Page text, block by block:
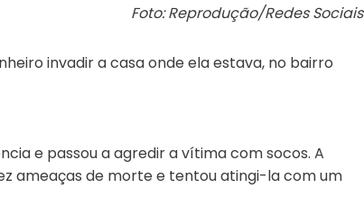
Foto: Reprodução/Redes Sociais
invadir a casa onde ela estava, no bairro
e passou a agredir a vítima com socos. A
ameaças de morte e tentou atingi-la com um